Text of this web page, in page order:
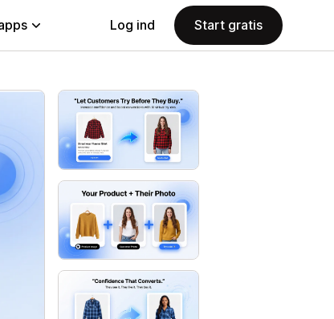
Log ind Start gratis